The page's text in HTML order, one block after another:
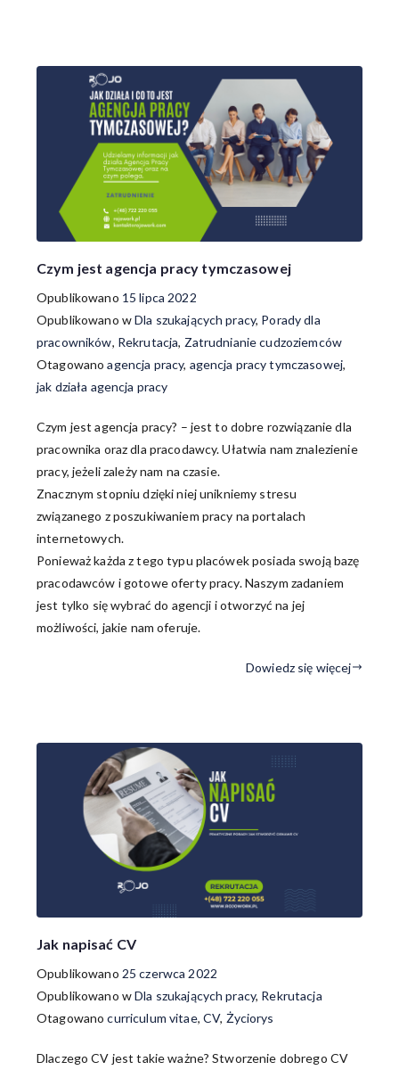
Czym jest agencja pracy tymczasowej
Opublikowano 15 lipca 2022
Opublikowano wDla szukających pracy, Porady dla
pracowników, Rekrutacja, Zatrudnianie cudzoziemców
Otagowanoagencja pracy, agencja pracy tymczasowej,
jak działa agencja pracy
Czym jest agencja pracy? – jest to dobre rozwiązanie dla
pracownika oraz dla pracodawcy. Ułatwia nam znalezienie
pracy, jeżeli zależy nam na czasie.
Znacznym stopniu dzięki niej unikniemy stresu
związanego z poszukiwaniem pracy na portalach
internetowych.
Ponieważ każda z tego typu placówek posiada swoją bazę
pracodawców i gotowe oferty pracy. Naszym zadaniem
jest tylko się wybrać do agencji i otworzyć na jej
możliwości, jakie nam oferuje.
Dowiedz się więcej
Jak napisać CV
Opublikowano 25 czerwca 2022
Opublikowano wDla szukających pracy, Rekrutacja
Otagowanocurriculum vitae, CV, Życiorys
Dlaczego CV jest takie ważne? Stworzenie dobrego CV